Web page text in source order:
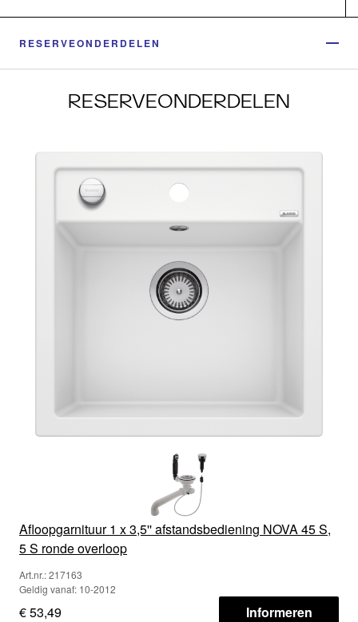
RESERVEONDERDELEN
RESERVEONDERDELEN
Afloopgarnituur 1 x 3,5'' afstandsbediening NOVA 45 S,
5 S ronde overloop
Art.nr.: 217163
Geldig vanaf: 10-2012
€ 53,49 Informeren